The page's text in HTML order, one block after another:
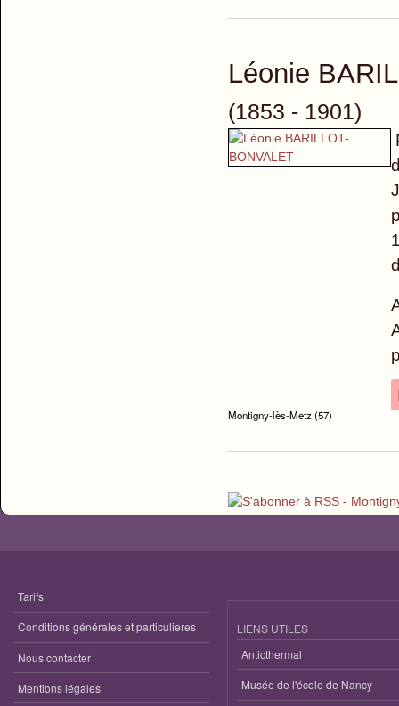
Léonie
(1853 - 1901)
Montigny-lès-Metz (57)
Tarifs
Conditions générales et particulieres
Nous contacter
Mentions légales
LIENS UTILES
Anticthermal
Musée de l'école de Nancy